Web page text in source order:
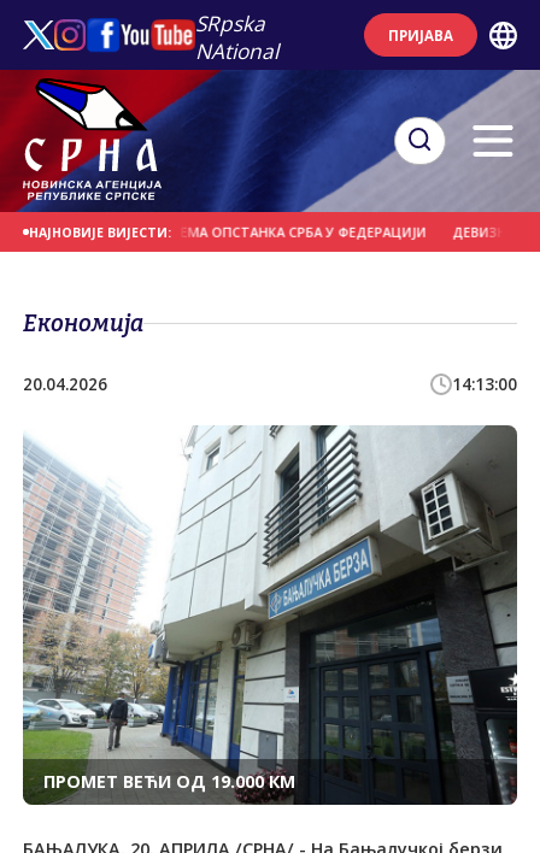
SRpska
NAtional
ПРИЈАВА
НАЈНОВИЈЕ ВИЈЕСТИ:
СРПСКЕ И СРБИЈЕ НЕМА ОПСТАНКА СРБА У ФЕДЕРАЦИЈИ ДЕВИЗНЕ
Економија
20.04.2026 14:13:00
ПРОМЕТ ВЕЋИ ОД 19.000 КМ